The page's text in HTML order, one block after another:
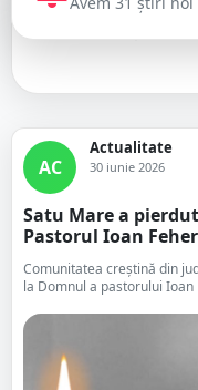
AC
Actualitate
30 iunie 2026
Satu Mare a
Pastorul Ioan
Comunitatea creștină din
la Domnul a pastorului Ioan